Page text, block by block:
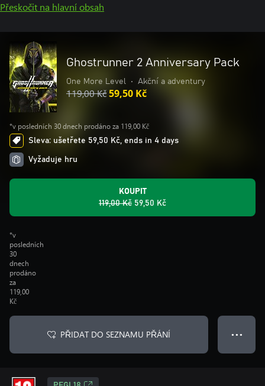
Přeskočit na hlavní obsah
Ghostrunner 2 Anniversary Pack
One More Level • Akční a adventury
119,00 Kč59,50 Kč
*v posledních 30 dnech prodáno za 119,00 Kč
Sleva: ušetřete 59,50 Kč, ends in 4 days
Vyžaduje hru
KOUPIT
119,00 Kč 59,50 Kč
*v
posledních
30
dnech
prodáno
za
119,00
Kč
PŘIDAT DO SEZNAMU PŘÁNÍ ● ● ●